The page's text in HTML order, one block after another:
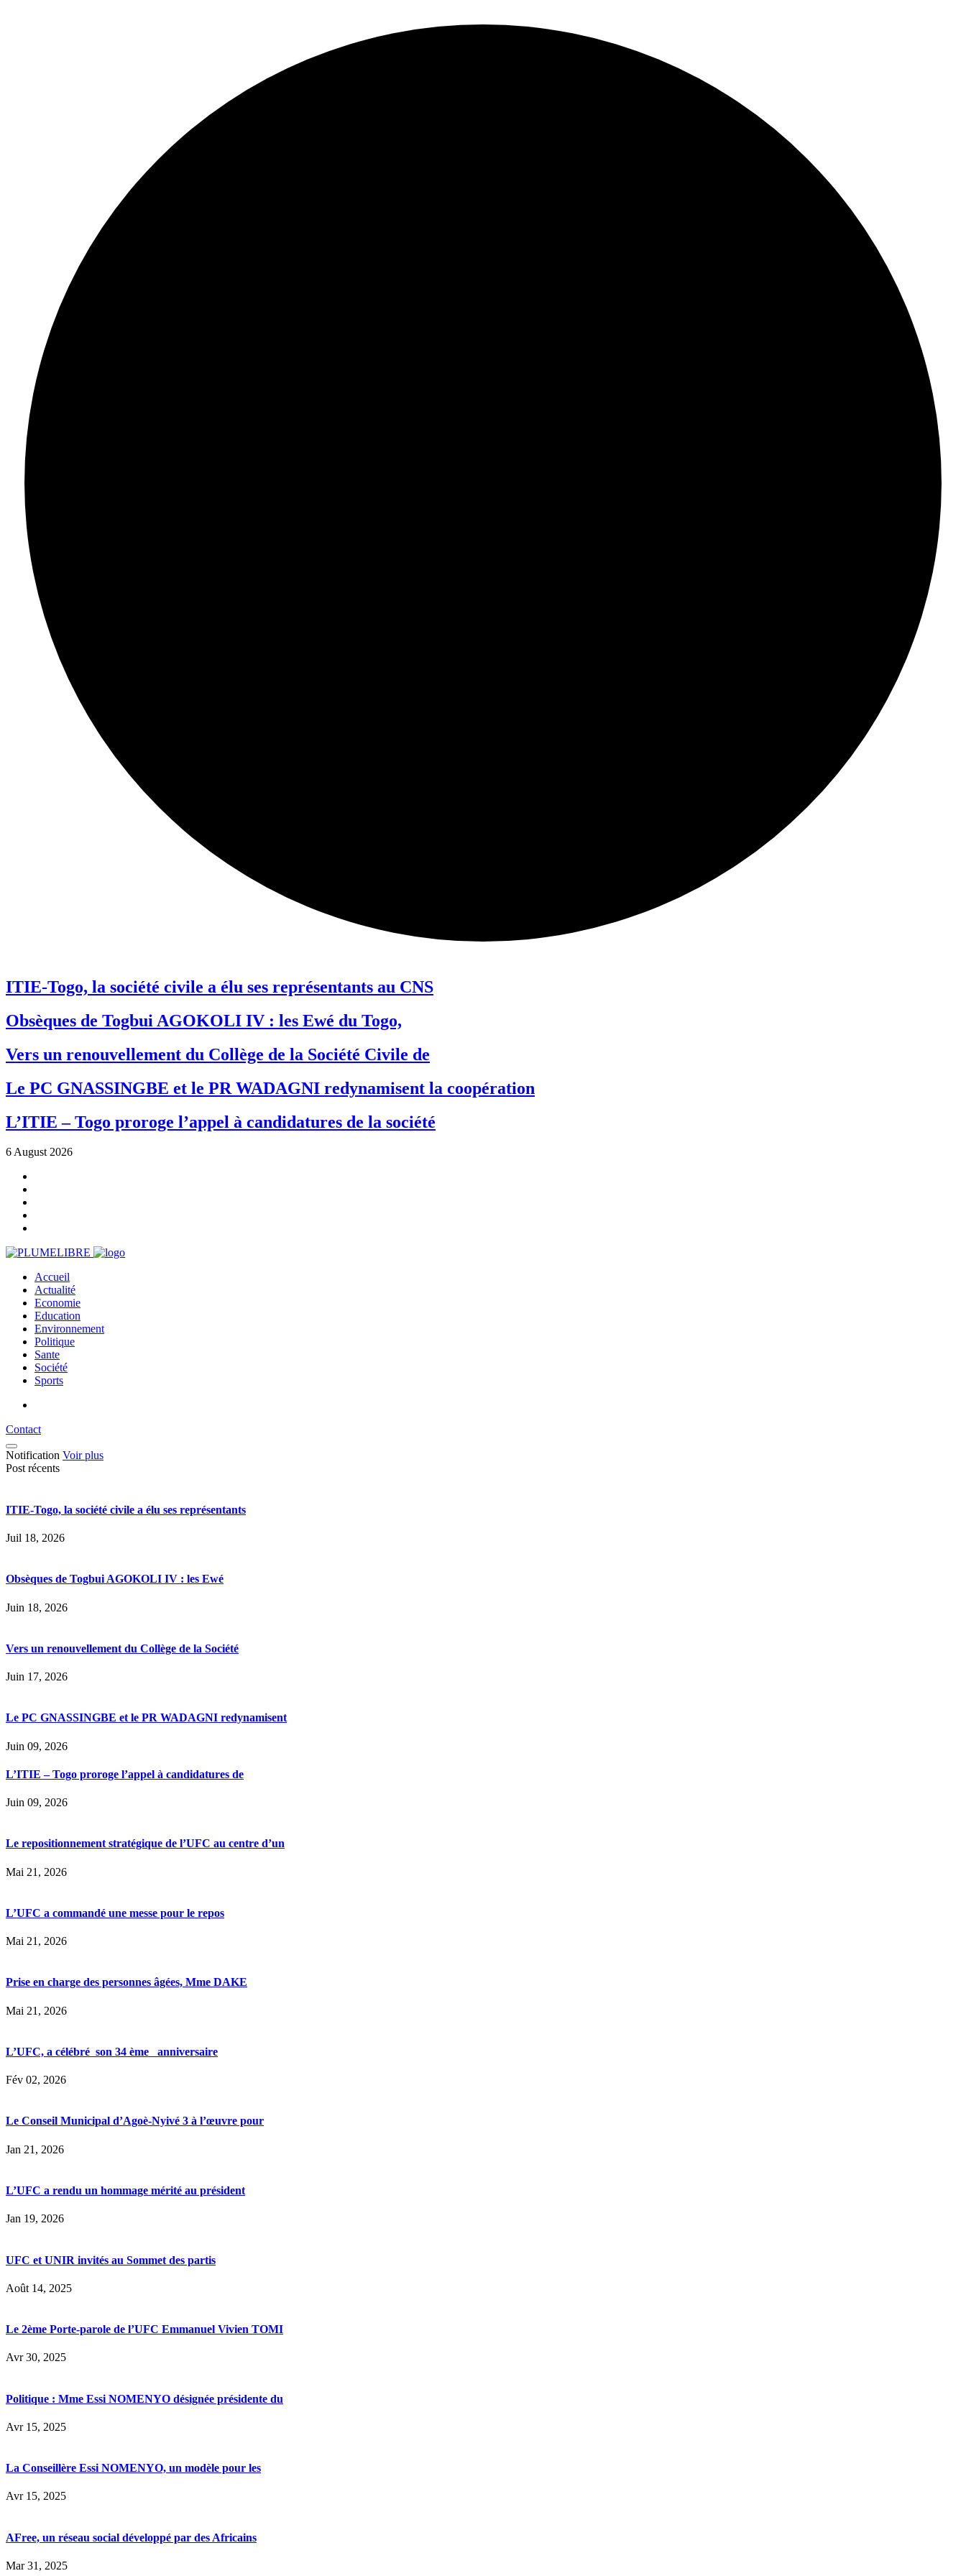
ITIE-Togo, la société civile a élu ses représentants au CNS
Obsèques de Togbui AGOKOLI IV : les Ewé du Togo,
Vers un renouvellement du Collège de la Société Civile de
Le PC GNASSINGBE et le PR WADAGNI redynamisent la coopération
L’ITIE – Togo proroge l’appel à candidatures de la société
6 August 2026
Accueil
Actualité
Economie
Education
Environnement
Politique
Sante
Société
Sports
Contact
Notification Voir plus
Post récents
ITIE-Togo, la société civile a élu ses représentants
Juil 18, 2026
Obsèques de Togbui AGOKOLI IV : les Ewé
Juin 18, 2026
Vers un renouvellement du Collège de la Société
Juin 17, 2026
Le PC GNASSINGBE et le PR WADAGNI redynamisent
Juin 09, 2026
L’ITIE – Togo proroge l’appel à candidatures de
Juin 09, 2026
Le repositionnement stratégique de l’UFC au centre d’un
Mai 21, 2026
L’UFC a commandé une messe pour le repos
Mai 21, 2026
Prise en charge des personnes âgées, Mme DAKE
Mai 21, 2026
L’UFC, a célébré son 34 ème anniversaire
Fév 02, 2026
Le Conseil Municipal d’Agoè-Nyivé 3 à l’œuvre pour
Jan 21, 2026
L’UFC a rendu un hommage mérité au président
Jan 19, 2026
UFC et UNIR invités au Sommet des partis
Août 14, 2025
Le 2ème Porte-parole de l’UFC Emmanuel Vivien TOMI
Avr 30, 2025
Politique : Mme Essi NOMENYO désignée présidente du
Avr 15, 2025
La Conseillère Essi NOMENYO, un modèle pour les
Avr 15, 2025
AFree, un réseau social développé par des Africains
Mar 31, 2025